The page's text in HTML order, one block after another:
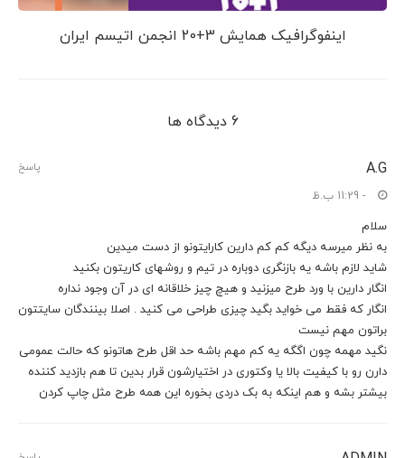
اینفوگرافیک همایش 3+20 انجمن اتیسم ایران
6 دیدگاه ها
A.G
- 11:29 ب.ظ
سلام
به نظر میرسه دیگه کم کم دارین کارایتونو از دست میدین
شاید لازم باشه یه بازنگری دوباره در تیم و روشهای کاریتون بکنید
انگار دارین با ورد طرح میزنید و هیچ چیز خلاقانه ای در آن وجود نداره
انگار که فقط می خواید بگید چیزی طراحی می کنید . اصلا بینندگان سایتتون
براتون مهم نیست
نگید مهمه چون اگگه یه کم مهم باشه حد اقل طرح هاتونو که حالت عمومی
دارن رو با کیفیت بالا یا وکتوری در اختیارشون قرار بدین تا هم بازدید کننده
بیشتر بشه و هم اینکه به بک دردی بخوره این همه طرح مثل چاپ کردن
پاسخ